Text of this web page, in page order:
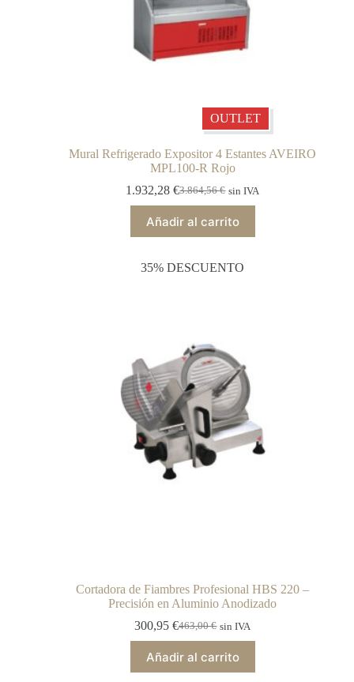
OUTLET
Mural Refrigerado Expositor 4 Estantes AVEIRO
MPL100-R Rojo
3.864,56€
1.932,28€ sin IVA
Añadir al carrito
35% DESCUENTO
Cortadora de Fiambres Profesional HBS 220 –
Precisión en Aluminio Anodizado
463,00€
300,95€ sin IVA
Añadir al carrito